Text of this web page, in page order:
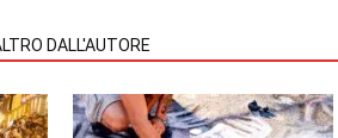
DALL'AUTORE